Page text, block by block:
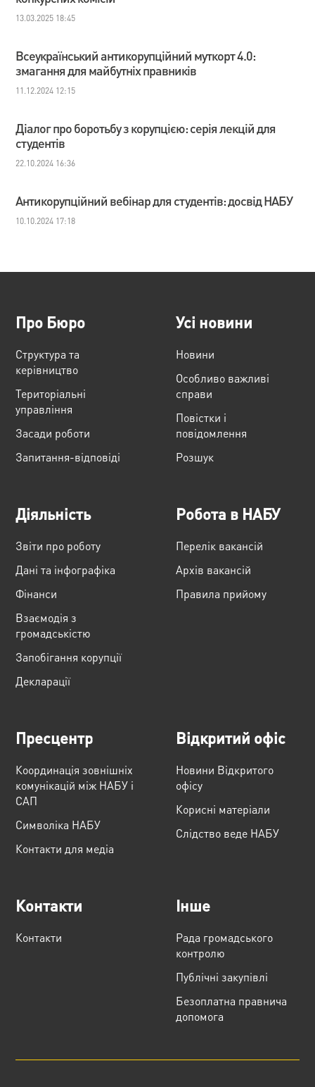
13.03.2025 18:45
Всеукраїнський антикорупційний муткорт 4.0:
змагання для майбутніх правників
11.12.2024 12:15
Діалог про боротьбу з корупцією: серія лекцій для
студентів
22.10.2024 16:36
Антикорупційний вебінар для студентів: досвід НАБУ
10.10.2024 17:18
Про Бюро
Структура та
керівництво
Територіальні
управління
Засади роботи
Запитання-відповіді
Усі новини
Новини
Особливо важливі
справи
Повістки і
повідомлення
Розшук
Діяльність
Звіти про роботу
Дані та інфографіка
Фінанси
Взаємодія з
громадськістю
Запобігання корупції
Декларації
Робота в НАБУ
Перелік вакансій
Архів вакансій
Правила прийому
Пресцентр
Координація зовнішніх
комунікацій між НАБУ і
САП
Cимволіка НАБУ
Контакти для медіа
Відкритий офіс
Новини Відкритого
офісу
Корисні матеріали
Слідство веде НАБУ
Контакти
Контакти
Інше
Рада громадського
контролю
Публічні закупівлі
Безоплатна правнича
допомога